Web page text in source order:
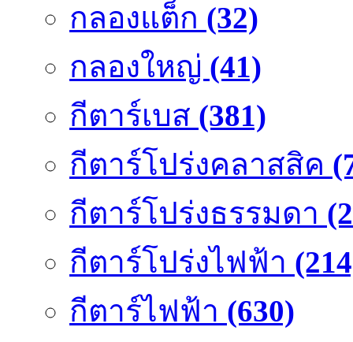
กลองแต็ก (32)
กลองใหญ่ (41)
กีตาร์เบส (381)
กีตาร์โปร่งคลาสสิค
กีตาร์โปร่งธรรมดา
กีตาร์โปร่งไฟฟ้า
กีตาร์ไฟฟ้า (630)